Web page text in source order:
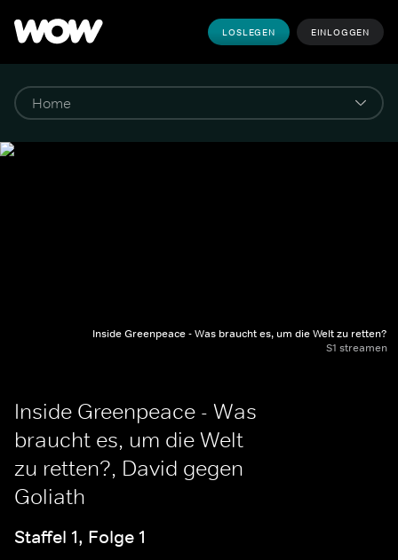
LOSLEGEN EINLOGGEN
Inside Greenpeace - Was braucht es, um die Welt zu retten?
S1 streamen
Inside Greenpeace - Was
braucht es, um die Welt
zu retten?, David gegen
Goliath
Staffel 1, Folge 1